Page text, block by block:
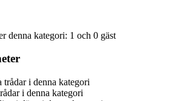
denna kategori: 1 och 0 gäst
trådar i denna kategori
i denna kategori